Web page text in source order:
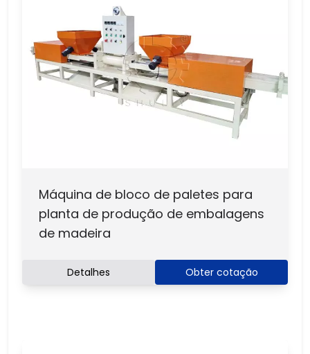
Máquina de bloco de paletes para
planta de produção de embalagens
de madeira
Detalhes Obter cotação